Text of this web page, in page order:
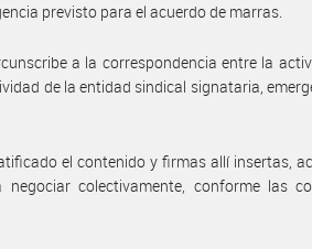
previsto para el acuerdo de marras.
a la correspondencia entre la
de la entidad sindical signataria,
el contenido y firmas allí insertas,
colectivamente, conforme las